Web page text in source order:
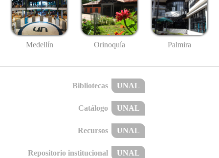
Medellín Orinoquía Palmira
Bibliotecas UNAL
Catálogo UNAL
Recursos UNAL
Repositorio institucional UNAL